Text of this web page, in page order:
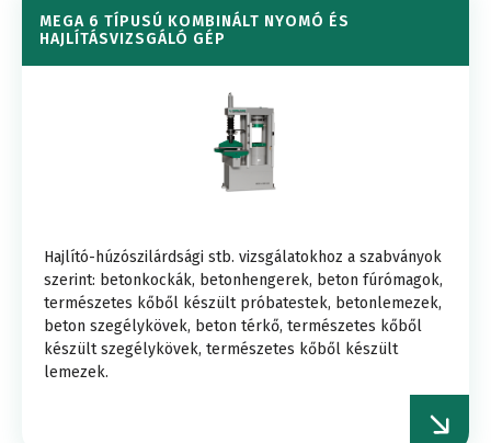
MEGA 6 TÍPUSÚ KOMBINÁLT NYOMÓ ÉS
HAJLÍTÁSVIZSGÁLÓ GÉP
Hajlító-húzószilárdsági stb. vizsgálatokhoz a szabványok
szerint: betonkockák, betonhengerek, beton fúrómagok,
természetes kőből készült próbatestek, betonlemezek,
beton szegélykövek, beton térkő, természetes kőből
készült szegélykövek, természetes kőből készült
lemezek.